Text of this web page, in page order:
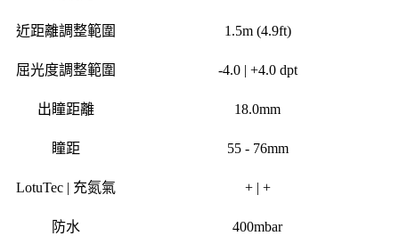
近距離調整範圍 1.5m (4.9ft)
屈光度調整範圍 -4.0 | +4.0dpt
出瞳距離 18.0mm
瞳距 55 - 76mm
LotuTec | 充氮氣 + | +
防水 400mbar